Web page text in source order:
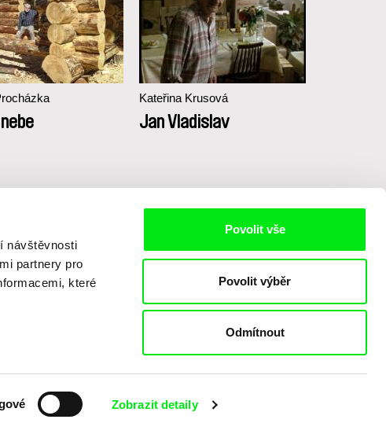
návštěvnosti
partnery pro
které
Zobrazit detaily
Povolit vše
Povolit výběr
Odmítnout
Kateřina Krusová
Jan Vladislav